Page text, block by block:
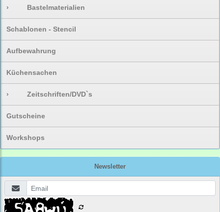
› Bastelmaterialien
Schablonen - Stencil
Aufbewahrung
Küchensachen
› Zeitschriften/DVD`s
Gutscheine
Workshops
Newsletter